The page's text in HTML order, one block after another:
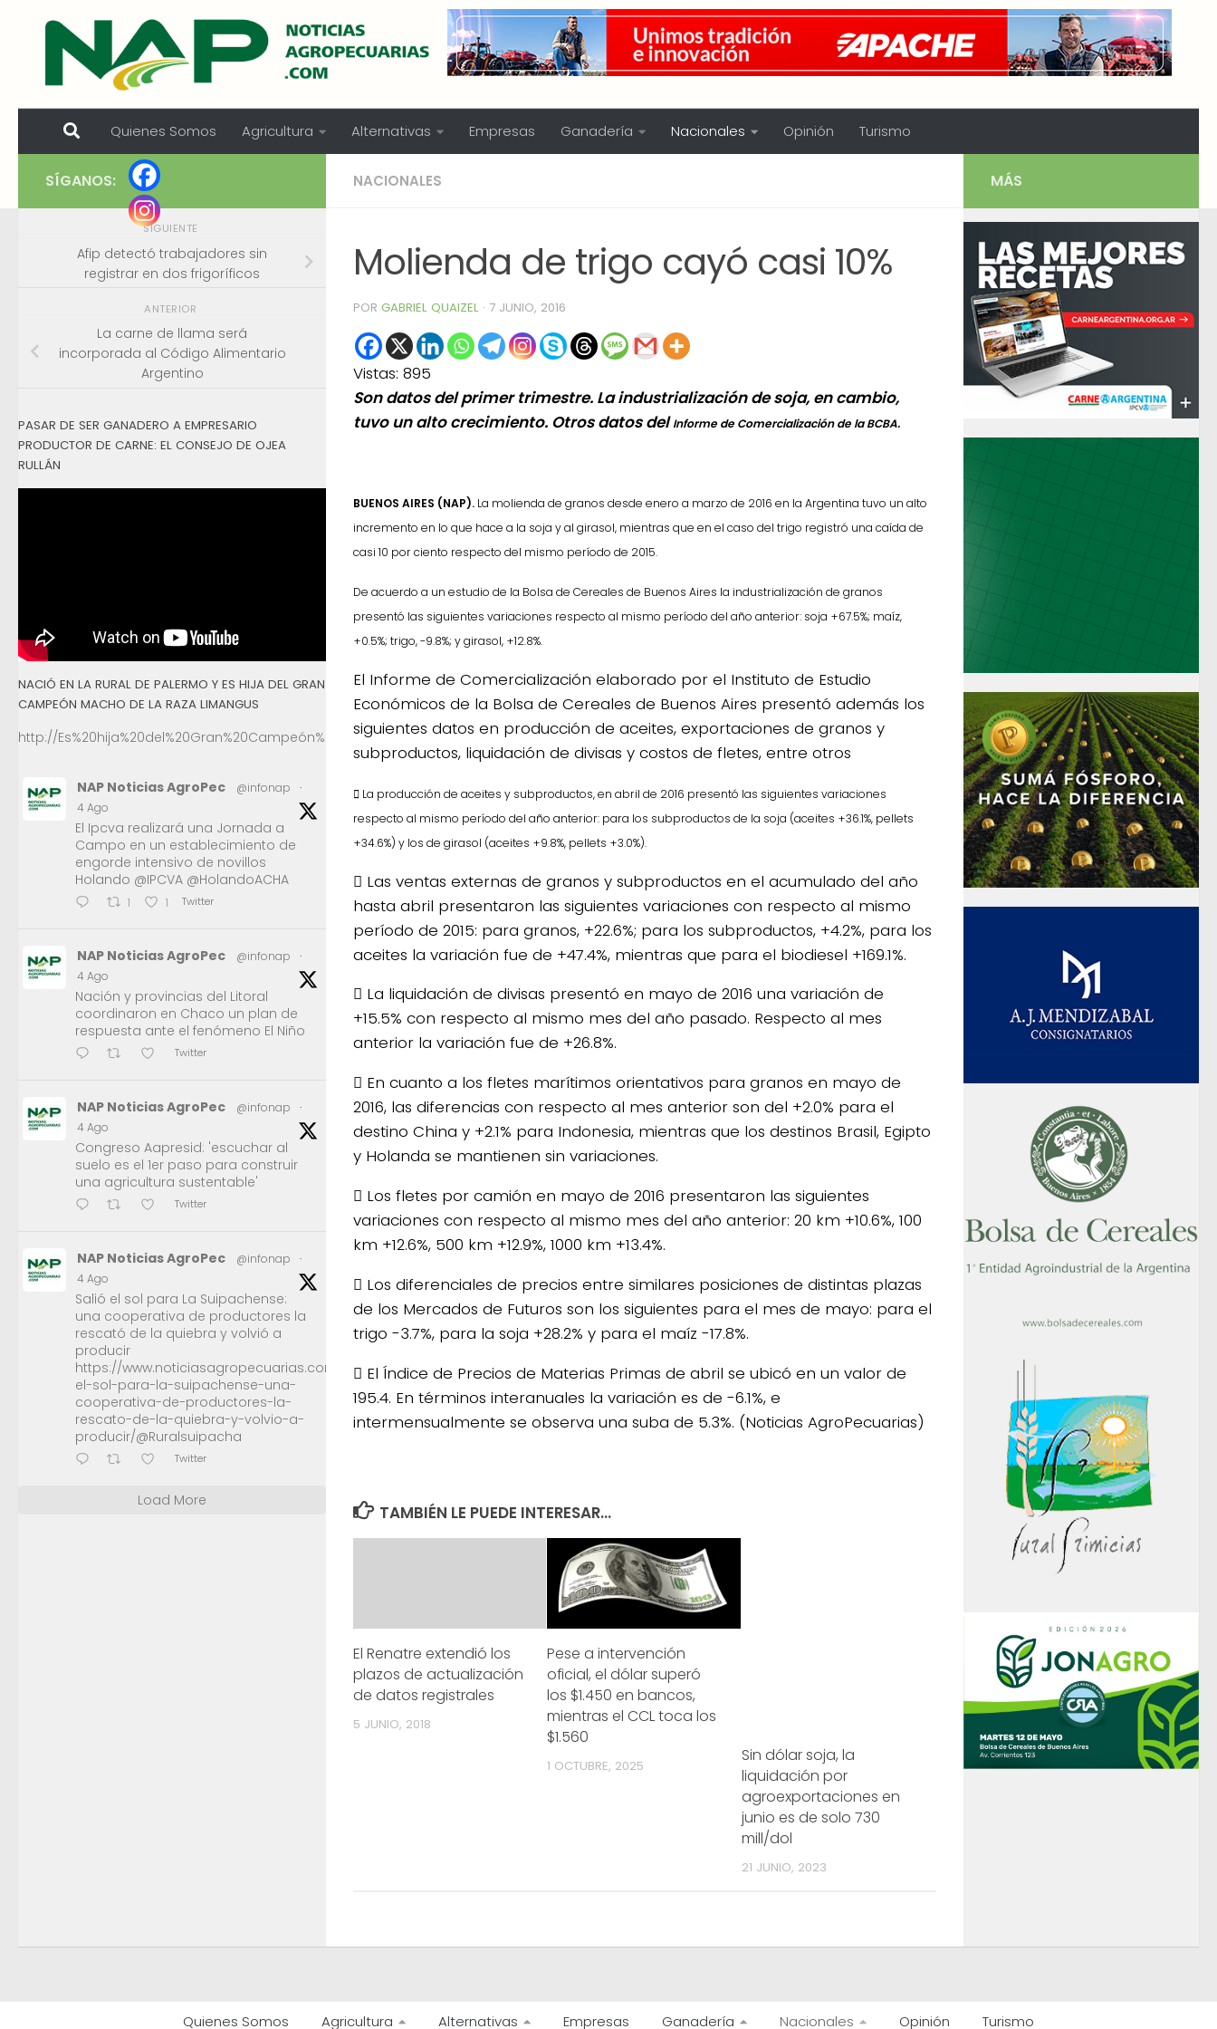
Skip to content
Quienes Somos Agricultura Alternativas Empresas Ganadería Nacionales Opinión Turismo
NACIONALES
Molienda de trigo cayó casi 10%
POR GABRIEL QUAIZEL · 7 JUNIO, 2016
Vistas: 895
Son datos del primer trimestre. La industrialización de soja, en cambio,
tuvo un alto crecimiento. Otros datos delInforme de Comercialización de la BCBA.
BUENOS AIRES (NAP). La molienda de granos desde enero a marzo de 2016 en la Argentina tuvo un alto
incremento en lo que hace a la soja y al girasol, mientras que en el caso del trigo registró una caída de
casi 10 por ciento respecto del mismo período de 2015.
De acuerdo a un estudio de la Bolsa de Cereales de Buenos Aires la industrialización de granos
presentó las siguientes variaciones respecto al mismo período del año anterior: soja +67.5%; maíz,
+0.5%; trigo, -9.8%; y girasol, +12.8%.
El Informe de Comercialización elaborado por el Instituto de Estudio
Económicos de la Bolsa de Cereales de Buenos Aires presentó además los
siguientes datos en producción de aceites, exportaciones de granos y
subproductos, liquidación de divisas y costos de fletes, entre otros
 La producción de aceites y subproductos, en abril de 2016 presentó las siguientes variaciones
respecto al mismo período del año anterior: para los subproductos de la soja (aceites +36.1%, pellets
+34.6%) y los de girasol (aceites +9.8%, pellets +3.0%).
 Las ventas externas de granos y subproductos en el acumulado del año
hasta abril presentaron las siguientes variaciones con respecto al mismo
período de 2015: para granos, +22.6%; para los subproductos, +4.2%, para los
aceites la variación fue de +47.4%, mientras que para el biodiesel +169.1%.
 La liquidación de divisas presentó en mayo de 2016 una variación de
+15.5% con respecto al mismo mes del año pasado. Respecto al mes
anterior la variación fue de +26.8%.
 En cuanto a los fletes marítimos orientativos para granos en mayo de
2016, las diferencias con respecto al mes anterior son del +2.0% para el
destino China y +2.1% para Indonesia, mientras que los destinos Brasil, Egipto
y Holanda se mantienen sin variaciones.
 Los fletes por camión en mayo de 2016 presentaron las siguientes
variaciones con respecto al mismo mes del año anterior: 20 km +10.6%, 100
km +12.6%, 500 km +12.9%, 1000 km +13.4%.
 Los diferenciales de precios entre similares posiciones de distintas plazas
de los Mercados de Futuros son los siguientes para el mes de mayo: para el
trigo -3.7%, para la soja +28.2% y para el maíz -17.8%.
 El Índice de Precios de Materias Primas de abril se ubicó en un valor de
195.4. En términos interanuales la variación es de -6.1%, e
intermensualmente se observa una suba de 5.3%. (Noticias AgroPecuarias)
TAMBIÉN LE PUEDE INTERESAR...
El Renatre extendió los
plazos de actualización
de datos registrales
5 JUNIO, 2018
Pese a intervención
oficial, el dólar superó
los $1.450 en bancos,
mientras el CCL toca los
$1.560
1 OCTUBRE, 2025
Sin dólar soja, la
liquidación por
agroexportaciones en
junio es de solo 730
mill/dol
21 JUNIO, 2023
SÍGANOS:
SIGUIENTE
Afip detectó trabajadores sin
registrar en dos frigoríficos
ANTERIOR
La carne de llama será
incorporada al Código Alimentario
Argentino
PASAR DE SER GANADERO A EMPRESARIO
PRODUCTOR DE CARNE: EL CONSEJO DE OJEA
RULLÁN
NACIÓ EN LA RURAL DE PALERMO Y ES HIJA DEL GRAN
CAMPEÓN MACHO DE LA RAZA LIMANGUS
http://Es%20hija%20del%20Gran%20Campeón%20Macho%20de%20la%20Raza%20Limangus,
NAP Noticias AgroPec @infonap
·
4 Ago
El Ipcva realizará una Jornada a
Campo en un establecimiento de
engorde intensivo de novillos
Holando @IPCVA @HolandoACHA
1 1 Twitter
NAP Noticias AgroPec @infonap
·
4 Ago
Nación y provincias del Litoral
coordinaron en Chaco un plan de
respuesta ante el fenómeno El Niño
Twitter
NAP Noticias AgroPec @infonap
·
4 Ago
Congreso Aapresid: 'escuchar al
suelo es el 1er paso para construir
una agricultura sustentable'
Twitter
NAP Noticias AgroPec @infonap
·
4 Ago
Salió el sol para La Suipachense:
una cooperativa de productores la
rescató de la quiebra y volvió a
producir
https://www.noticiasagropecuarias.com/2026/08/04/salio-
el-sol-para-la-suipachense-una-
cooperativa-de-productores-la-
rescato-de-la-quiebra-y-volvio-a-
producir/@Ruralsuipacha
Twitter
Load More
MÁS
Quienes Somos Agricultura Alternativas Empresas Ganadería Nacionales Opinión Turismo